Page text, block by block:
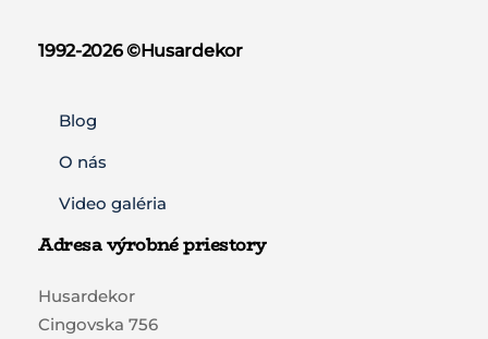
1992-2026 ©️Husardekor
Blog
O nás
Video galéria
Adresa výrobné priestory
Husardekor
Cingovska 756